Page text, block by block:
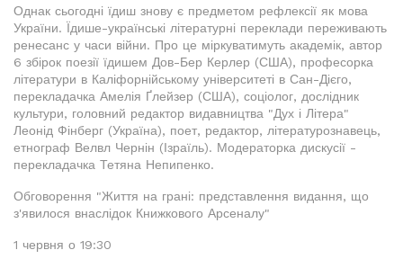
Однак сьогодні їдиш знову є предметом рефлексії як мова
України. Їдише-українські літературні переклади переживають
ренесанс у часи війни. Про це міркуватимуть академік, автор
6 збірок поезії їдишем Дов-Бер Керлер (США), професорка
літератури в Каліфорнійському університеті в Сан-Дієго,
перекладачка Амелія Ґлейзер (США), соціолог, дослідник
культури, головний редактор видавництва "Дух і Літера"
Леонід Фінберг (Україна), поет, редактор, літературознавець,
етнограф Велвл Чернін (Ізраїль). Модераторка дискусії -
перекладачка Тетяна Непипенко.
Обговорення "Життя на грані: представлення видання, що
з'явилося внаслідок Книжкового Арсеналу"
1 червня о 19:30